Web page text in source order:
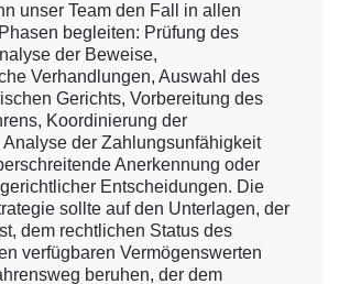
unser Team den Fall in allen
begleiten: Prüfung des
der Beweise,
Verhandlungen, Auswahl des
Gerichts, Vorbereitung des
Koordinierung der
der Zahlungsunfähigkeit
Anerkennung oder
Entscheidungen. Die
sollte auf den Unterlagen, der
dem rechtlichen Status des
verfügbaren Vermögenswerten
beruhen, der dem